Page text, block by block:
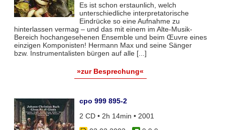
Es ist schon erstaunlich, welch
unterschiedliche interpretatorische
Eindrücke so eine Aufnahme zu
hinterlassen vermag – und das mit einem im Alte-Musik-
Bereich hochangesehenen Ensemble und beim Œuvre eines
einzigen Komponisten! Hermann Max und seine Sänger
bzw. Instrumentalisten bürgen auf alle [...]
»zur Besprechung«
cpo 999 895-2
2 CD • 2h 14min • 2001